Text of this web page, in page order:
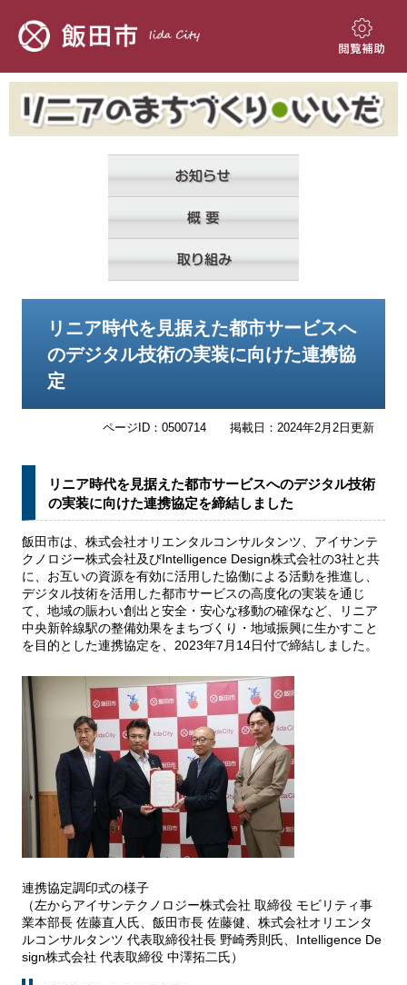
先
を
閲
助
リニア時代を見据えた都市サービスへ
のデジタル技術の実装に向けた連携協
定
ページID：0500714 掲載日：2024年2月2日更新
リニア時代を見据えた都市サービスへのデジタル技術
の実装に向けた連携協定を締結しました
飯田市は、株式会社オリエンタルコンサルタンツ、アイサンテ
クノロジー株式会社及びIntelligence Design株式会社の3社と共
に、お互いの資源を有効に活用した協働による活動を推進し、
デジタル技術を活用した都市サービスの高度化の実装を通じ
て、地域の賑わい創出と安全・安心な移動の確保など、リニア
中央新幹線駅の整備効果をまちづくり・地域振興に生かすこと
を目的とした連携協定を、2023年7月14日付で締結しました。
連携協定調印式の様子
（左からアイサンテクノロジー株式会社 取締役 モビリティ事
業本部長 佐藤直人氏、飯田市長 佐藤健、株式会社オリエンタ
ルコンサルタンツ 代表取締役社長 野崎秀則氏、Intelligence De
sign株式会社 代表取締役 中澤拓二氏）